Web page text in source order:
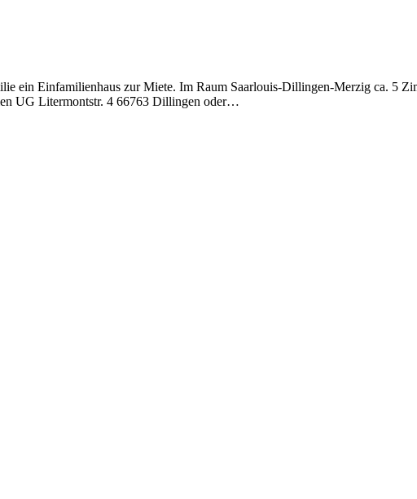
ein Einfamilienhaus zur Miete. Im Raum Saarlouis-Dillingen-Merzig ca. 5
UG Litermontstr. 4 66763 Dillingen oder…